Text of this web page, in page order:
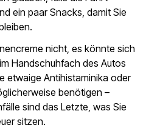
ein paar Snacks, damit Sie
nicht, es könnte sich
Handschuhfach des Autos
etwaige Antihistaminika oder
benötigen –
sind das Letzte, was Sie
sitzen.